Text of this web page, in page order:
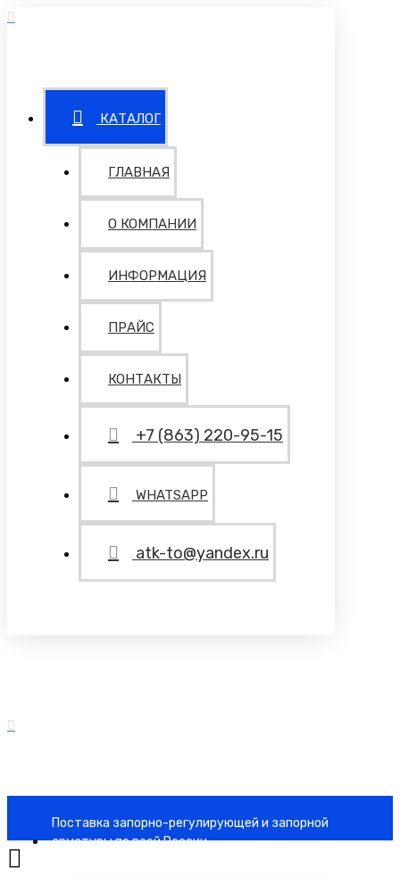
КАТАЛОГ
ГЛАВНАЯ
О КОМПАНИИ
ИНФОРМАЦИЯ
ПРАЙС
КОНТАКТЫ
+7 (863) 220-95-15
WHATSAPP
atk-to@yandex.ru
Поставка запорно-регулирующей и запорной
арматуры по всей России